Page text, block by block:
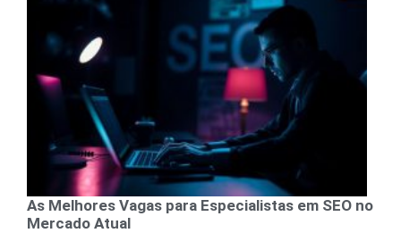
As Melhores Vagas para Especialistas em SEO no
Mercado Atual